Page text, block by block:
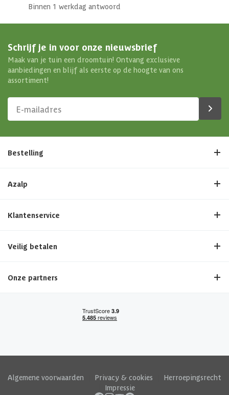
Binnen 1 werkdag antwoord
Schrijf je in voor onze nieuwsbrief
Maak van je tuin een droomtuin! Ontvang exclusieve
aanbiedingen en blijf als eerste op de hoogte van ons
assortiment!
Bestelling
Azalp
Klantenservice
Veilig betalen
Onze partners
Algemene voorwaarden Privacy & cookies
Herroepingsrecht
Impressie